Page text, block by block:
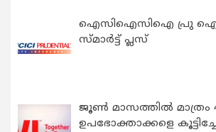
ഐസിഐസിഐ പ്രു
സ്മാർട്ട് പ്ലസ്
ജൂൺ മാസത്തിൽ മാത്രം
ഉപഭോക്താക്കളെ